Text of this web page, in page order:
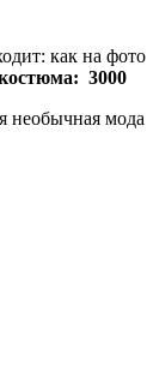
как на фото
3000
необычная мода